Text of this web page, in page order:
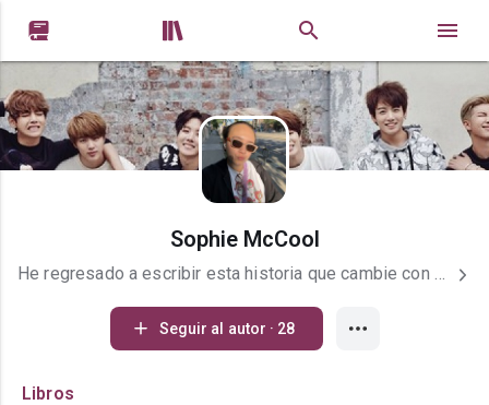
 
Sophie McCool
He regresado a escribir esta historia que cambie con el tiempo. Mi nombre es Susana pero no puedo cambiar nada de mi perfil lol
Seguir al autor · 28
Libros